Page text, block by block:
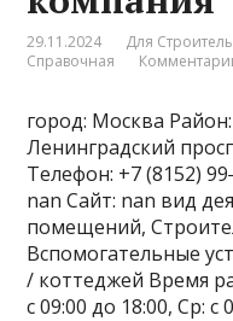
29.11.2024 Для
Справочная
город: Москва
Ленинградский
Телефон: +7 (8152)
nan Сайт: nan вид
помещений,
Вспомогательные
/ коттеджей Время
с 09:00 до 18:00, Ср: с